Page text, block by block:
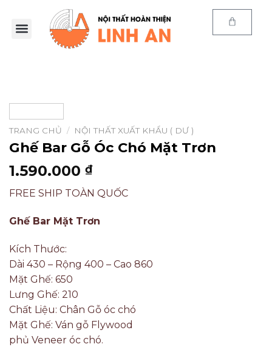
TRANG CHỦ / NỘI THẤT XUẤT KHẨU ( DƯ )
Ghế Bar Gỗ Óc Chó Mặt Trơn
1.590.000 ₫
FREE SHIP TOÀN QUỐC
Ghế Bar Mặt Trơn
Kích Thước:
Dài 430 – Rộng 400 – Cao 860
Mặt Ghế: 650
Lưng Ghế: 210
Chất Liệu: Chân Gỗ óc chó
Mặt Ghế: Ván gỗ Flywood
phủ Veneer óc chó.